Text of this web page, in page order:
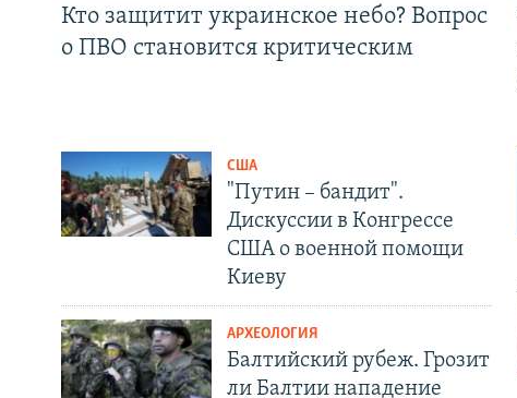
Кто защитит украинское небо? Вопрос
о ПВО становится критическим
США
"Путин – бандит".
Дискуссии в Конгрессе
США о военной помощи
Киеву
АРХЕОЛОГИЯ
Балтийский рубеж. Грозит
ли Балтии нападение